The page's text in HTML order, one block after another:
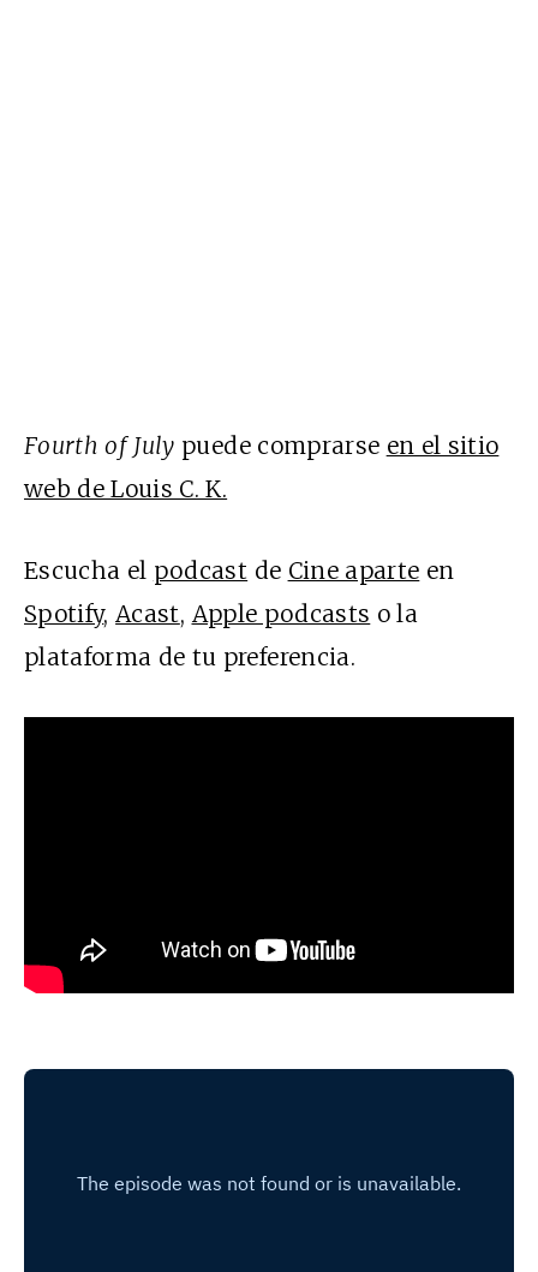
Fourth of July puede comprarse en el sitio
web de Louis C. K.
Escucha el podcast de Cine aparte en
Spotify, Acast, Apple podcasts o la
plataforma de tu preferencia.